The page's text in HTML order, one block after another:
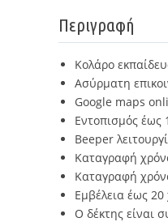
Περιγραφή
Κολάρο
Ασύρματη
Google maps
Εντοπισμός έως
Beeper
Καταγραφή
Καταγραφή
Εμβέλεια έως 20
Ο δέκτης είναι